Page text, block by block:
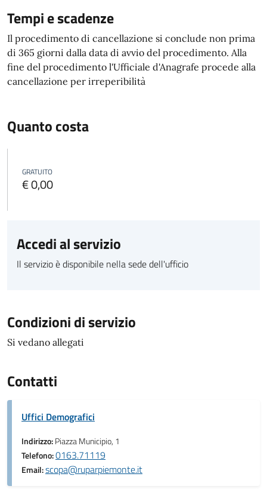
Tempi e scadenze
Il procedimento di cancellazione si conclude non prima
di 365 giorni dalla data di avvio del procedimento. Alla
fine del procedimento l'Ufficiale d'Anagrafe procede alla
cancellazione per irreperibilità
Quanto costa
GRATUITO
€ 0,00
Accedi al servizio
Il servizio è disponibile nella sede dell'ufficio
Condizioni di servizio
Si vedano allegati
Contatti
Uffici Demografici
Indirizzo:Piazza Municipio, 1
Telefono:0163.71119
Email:scopa@ruparpiemonte.it